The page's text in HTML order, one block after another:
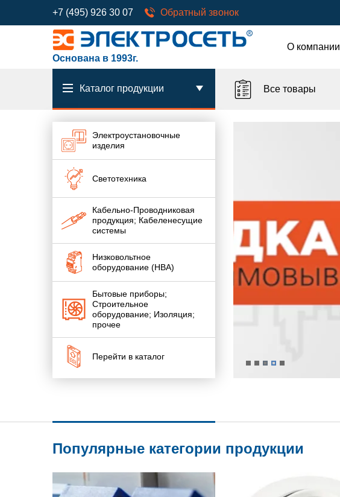
+7 (495) 926 30 07 Обратный звонок
Основана в 1993г.
О компании
Каталог продукции Все товары
Электроустановочные
изделия
Светотехника
Кабельно-Проводниковая
продукция; Кабеленесущие
системы
Низковольтное
оборудование (НВА)
Бытовые приборы;
Строительное
оборудование; Изоляция;
прочее
Перейти в каталог
Популярные категории продукции